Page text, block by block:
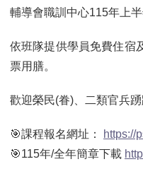
輔導會職訓中心115年上
依班隊提供學員免費住宿
票用膳。
歡迎榮民(眷)、二類官兵踴
🎯課程報名網址：
https://
🎯115年/全年簡章下載